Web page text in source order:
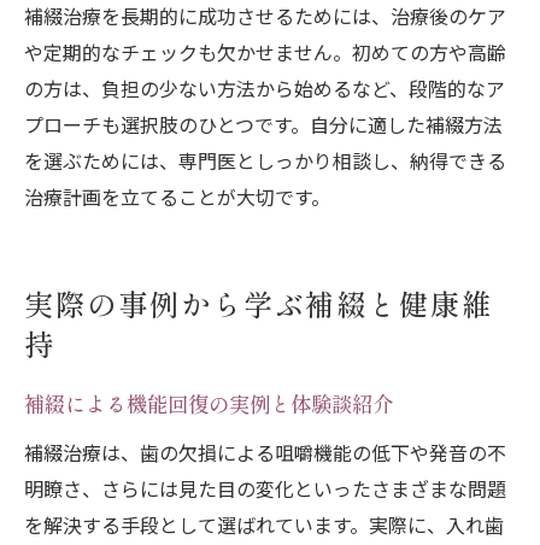
補綴治療を長期的に成功させるためには、治療後のケア
や定期的なチェックも欠かせません。初めての方や高齢
の方は、負担の少ない方法から始めるなど、段階的なア
プローチも選択肢のひとつです。自分に適した補綴方法
を選ぶためには、専門医としっかり相談し、納得できる
治療計画を立てることが大切です。
実際の事例から学ぶ補綴と健康維
持
補綴による機能回復の実例と体験談紹介
補綴治療は、歯の欠損による咀嚼機能の低下や発音の不
明瞭さ、さらには見た目の変化といったさまざまな問題
を解決する手段として選ばれています。実際に、入れ歯